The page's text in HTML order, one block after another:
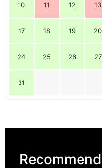
10 11 12 13
17 18 19 20
24 25 26 27
31
Recommend